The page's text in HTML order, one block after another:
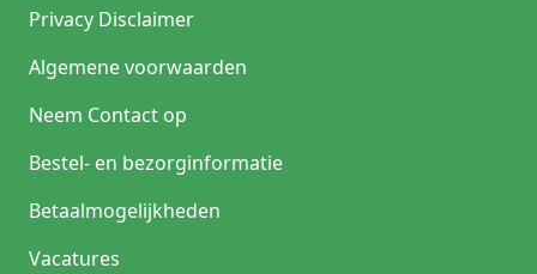
Privacy Disclaimer
Algemene voorwaarden
Neem Contact op
Bestel- en bezorginformatie
Betaalmogelijkheden
Vacatures